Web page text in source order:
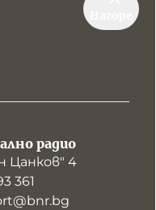
радио
Цанков" 4
361